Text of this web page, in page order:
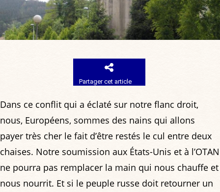
Partager cet article
Dans ce conflit qui a éclaté sur notre flanc droit,
nous, Européens, sommes des nains qui allons
payer très cher le fait d’être restés le cul entre deux
chaises. Notre soumission aux États-Unis et à l’OTAN
ne pourra pas remplacer la main qui nous chauffe et
nous nourrit. Et si le peuple russe doit retourner un